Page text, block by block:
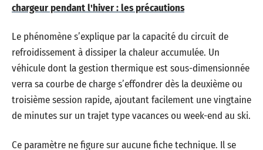
chargeur pendant l'hiver : les précautions
Le phénomène s’explique par la capacité du circuit de
refroidissement à dissiper la chaleur accumulée. Un
véhicule dont la gestion thermique est sous-dimensionnée
verra sa courbe de charge s’effondrer dès la deuxième ou
troisième session rapide, ajoutant facilement une vingtaine
de minutes sur un trajet type vacances ou week-end au ski.
Ce paramètre ne figure sur aucune fiche technique. Il se